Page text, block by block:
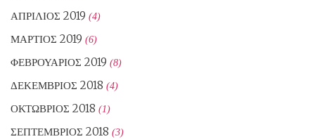
ΑΠΡΊΛΙΟΣ 2019 (4)
ΜΆΡΤΙΟΣ 2019 (6)
ΦΕΒΡΟΥΆΡΙΟΣ 2019 (8)
ΔΕΚΈΜΒΡΙΟΣ 2018 (4)
ΟΚΤΏΒΡΙΟΣ 2018 (1)
ΣΕΠΤΈΜΒΡΙΟΣ 2018 (3)